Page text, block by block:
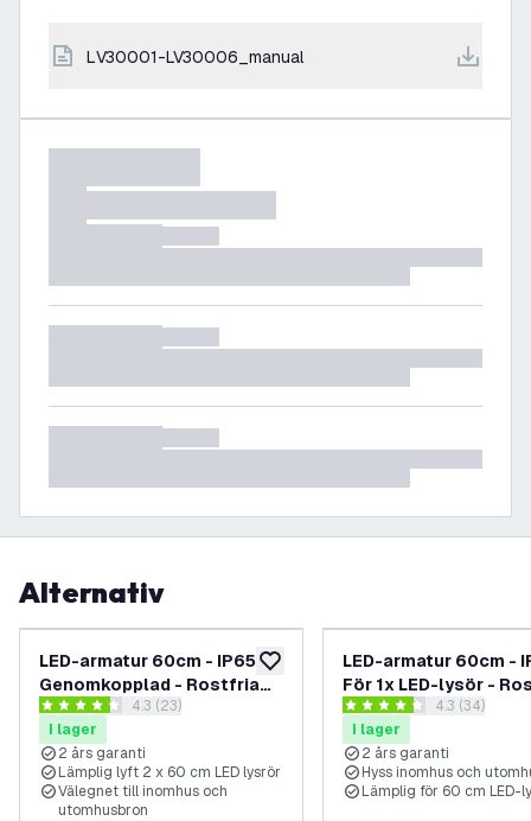
LV30001-LV30006_manual
Alternativ
lägg till i önskelistan
LED-armatur 60cm - IP65 -
Genomkopplad - Rostfria
clips - För 2x LED-lysör - 2
års garanti
öppna recensionspanel
4.3 stjärnbetyg4.3 (23)
I lager
2 års garanti
Lämplig lyft 2 x 60 cm LED lysrör
Välegnet till inomhus och
utomhusbron
LED-armatur 60cm -
För 1x LED-lysör -
clips - 2 års garanti
öppna
4.3 stjärnbetyg4.3 (34)
I lager
2 års garanti
Hyss inomhus och
Lämplig för 60 cm LED-